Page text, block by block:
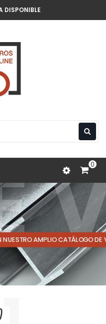
DISPONIBLE
0
AMPLIO CATÁLOGO DE